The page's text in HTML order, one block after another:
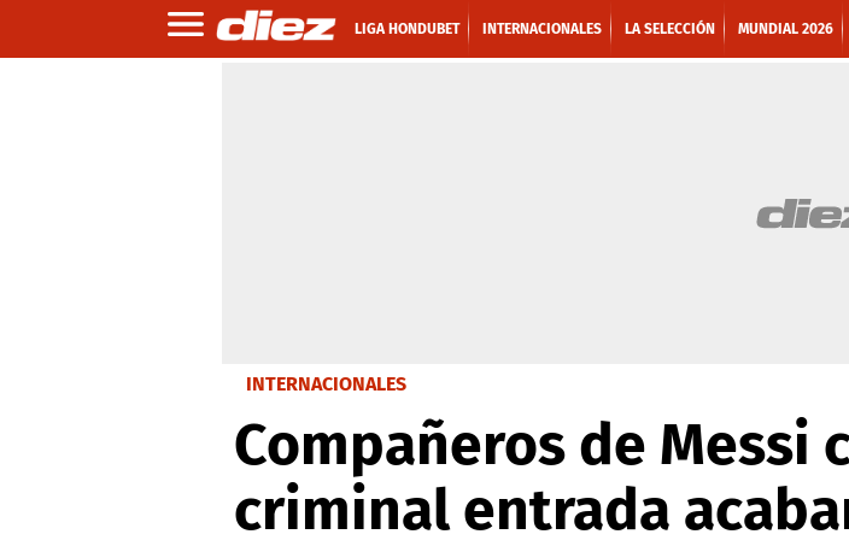
LIGA HONDUBET INTERNACIONALES LA SELECCIÓN MUNDIAL 2026
INTERNACIONALES
Compañeros de Messi
criminal entrada